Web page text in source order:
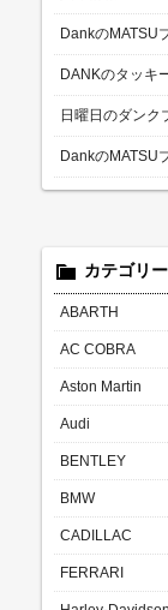
DankのMATSU
DANKのタッキ
日曜日のダン
DankのMATSU
カテゴリー
ABARTH
AC COBRA
Aston Martin
Audi
BENTLEY
BMW
CADILLAC
FERRARI